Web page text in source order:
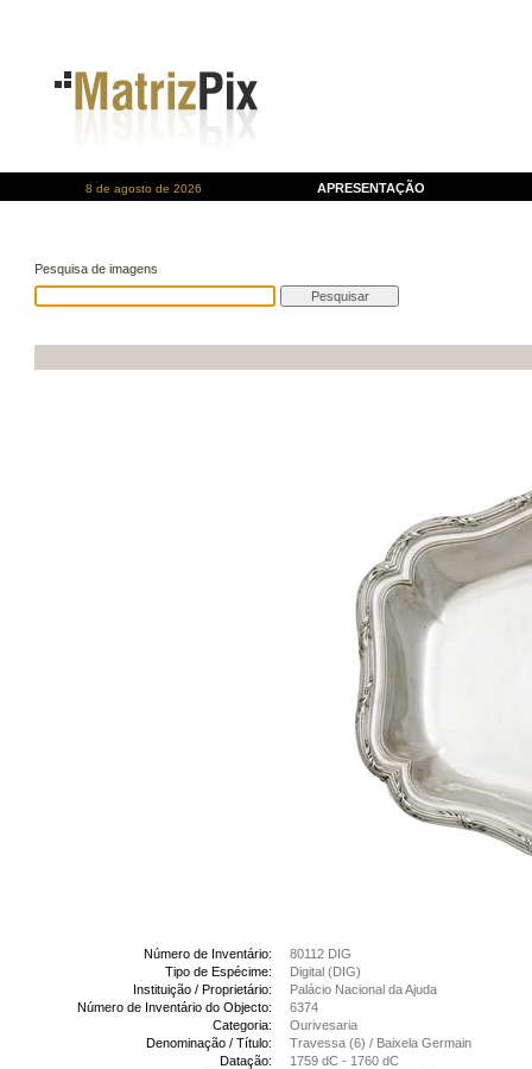
8 de agosto de 2026 APRESENTAÇÃO
Pesquisa de imagens
Número de Inventário:
80112 DIG
Tipo de Espécime:
Digital (DIG)
Instituição / Proprietário:
Palácio Nacional da Ajuda
Número de Inventário do Objecto:
6374
Categoria:
Ourivesaria
Denominação / Título:
Travessa (6) / Baixela Germain
Datação:
1759 dC - 1760 dC